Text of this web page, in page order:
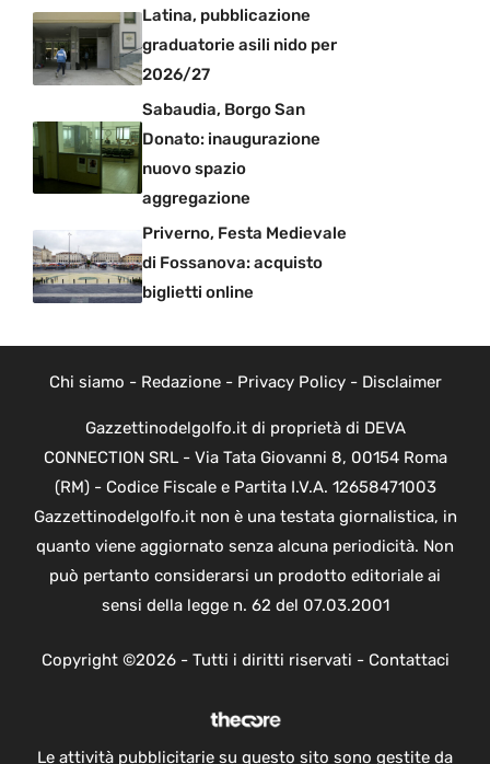
Latina, pubblicazione
graduatorie asili nido per
2026/27
Sabaudia, Borgo San
Donato: inaugurazione
nuovo spazio
aggregazione
Priverno, Festa Medievale
di Fossanova: acquisto
biglietti online
Chi siamo - Redazione- Privacy Policy- Disclaimer
Gazzettinodelgolfo.it di proprietà di DEVA
CONNECTION SRL - Via Tata Giovanni 8, 00154 Roma
(RM) - Codice Fiscale e Partita I.V.A. 12658471003
Gazzettinodelgolfo.it non è una testata giornalistica, in
quanto viene aggiornato senza alcuna periodicità. Non
può pertanto considerarsi un prodotto editoriale ai
sensi della legge n. 62 del 07.03.2001
Copyright ©2026 - Tutti i diritti riservati - Contattaci
Le attività pubblicitarie su questo sito sono gestite da